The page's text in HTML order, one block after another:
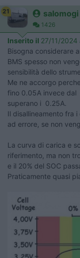
21 salomogi
1426
Inserito il 27/11/2024
Bisogna considerare
BMS spesso non
sensibilità dello
Me ne accorgo
fino 0.05A invece dal
superano i 0.25A.
Il disallineamento fra
ad errore, se non
La curva di carica e
riferimento, ma non
e il 20% del SOC
Praticamente quasi